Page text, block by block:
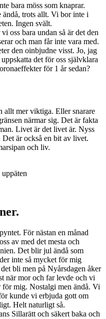
bara möss som knaprar.
trots allt. Vi bor inte i
Ingen svält.
oss bara undan så är det den
och man får inte vara med.
den oinbjudne visst. Jo, jag
det för oss självklara
för 1 år sedan?
allt mer viktiga. Eller snarare
närmar sig. Det är fakta
Livet är det livet är. Nyss
är också en bit av livet.
och liv.
För nästan en månad
av med det mesta och
Det blir jul ändå som
inte så mycket för mig
bli men på Nyårsdagen åker
när mor och far levde och vi
för mig. Nostalgi men ändå. Vi
kunde vi erbjuda gott om
Helt naturligt så.
Sillarätt och säkert baka och